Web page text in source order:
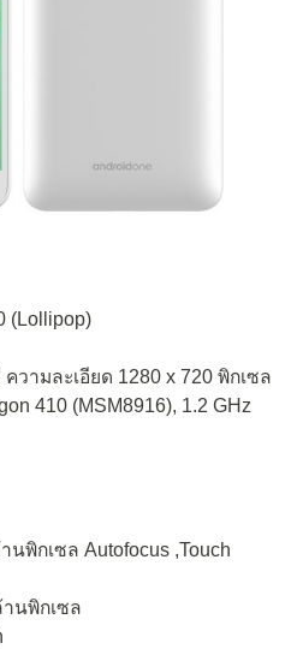
(Lollipop)
วามละเอียด 1280 x 720 พิกเซล
410 (MSM8916), 1.2 GHz
นพิกเซล Autofocus ,Touch
นพิกเซล